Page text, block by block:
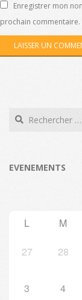
Enregistrer mon
prochain commentaire.
Search
EVENEMENTS
L M
27 28
3 4